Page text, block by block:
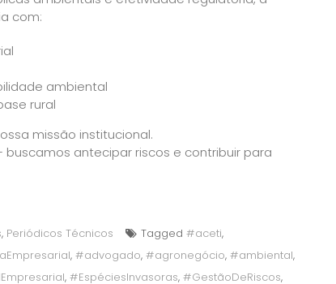
com:
ambiental
rural
missão institucional.
antecipar riscos e contribuir para
, Periódicos Técnicos Tagged #aceti,
, #advogado, #agronegócio, #ambiental,
, #EspéciesInvasoras, #GestãoDeRiscos,